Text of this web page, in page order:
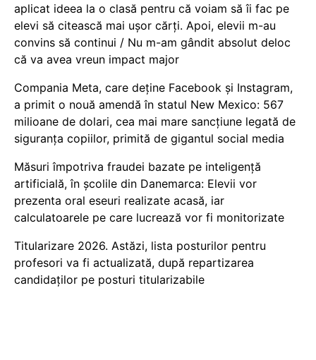
aplicat ideea la o clasă pentru că voiam să îi fac pe
elevi să citească mai ușor cărți. Apoi, elevii m-au
convins să continui / Nu m-am gândit absolut deloc
că va avea vreun impact major
Compania Meta, care deține Facebook și Instagram,
a primit o nouă amendă în statul New Mexico: 567
milioane de dolari, cea mai mare sancțiune legată de
siguranța copiilor, primită de gigantul social media
Măsuri împotriva fraudei bazate pe inteligență
artificială, în școlile din Danemarca: Elevii vor
prezenta oral eseuri realizate acasă, iar
calculatoarele pe care lucrează vor fi monitorizate
Titularizare 2026. Astăzi, lista posturilor pentru
profesori va fi actualizată, după repartizarea
candidaților pe posturi titularizabile